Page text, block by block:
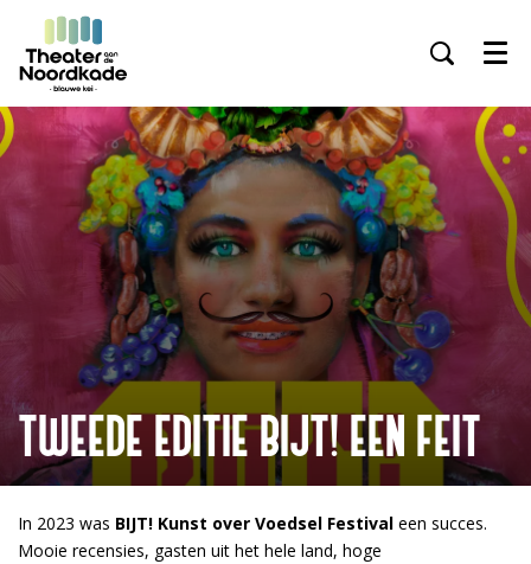
Menu
TWEEDE EDITIE BIJT! EEN FEIT
In 2023 was BIJT! Kunst over Voedsel Festival een succes.
Mooie recensies, gasten uit het hele land, hoge